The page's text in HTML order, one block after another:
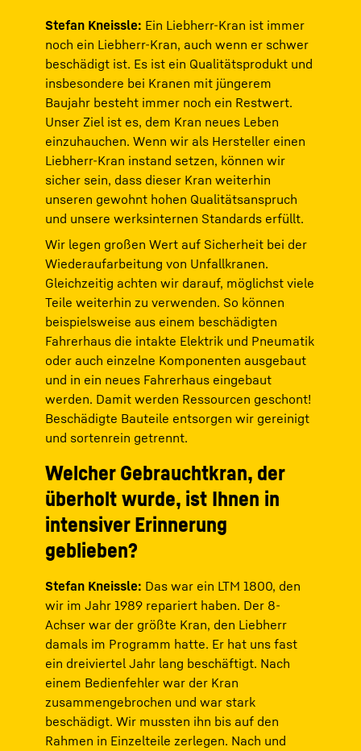
Stefan Kneissle: Ein Liebherr-Kran ist immer
noch ein Liebherr-Kran, auch wenn er schwer
beschädigt ist. Es ist ein Qualitätsprodukt und
insbesondere bei Kranen mit jüngerem
Baujahr besteht immer noch ein Restwert.
Unser Ziel ist es, dem Kran neues Leben
einzuhauchen. Wenn wir als Hersteller einen
Liebherr-Kran instand setzen, können wir
sicher sein, dass dieser Kran weiterhin
unseren gewohnt hohen Qualitätsanspruch
und unsere werksinternen Standards erfüllt.
Wir legen großen Wert auf Sicherheit bei der
Wiederaufarbeitung von Unfallkranen.
Gleichzeitig achten wir darauf, möglichst viele
Teile weiterhin zu verwenden. So können
beispielsweise aus einem beschädigten
Fahrerhaus die intakte Elektrik und Pneumatik
oder auch einzelne Komponenten ausgebaut
und in ein neues Fahrerhaus eingebaut
werden. Damit werden Ressourcen geschont!
Beschädigte Bauteile entsorgen wir gereinigt
und sortenrein getrennt.
Welcher Gebrauchtkran, der
überholt wurde, ist Ihnen in
intensiver Erinnerung
geblieben?
Stefan Kneissle: Das war ein LTM 1800, den
wir im Jahr 1989 repariert haben. Der 8-
Achser war der größte Kran, den Liebherr
damals im Programm hatte. Er hat uns fast
ein dreiviertel Jahr lang beschäftigt. Nach
einem Bedienfehler war der Kran
zusammengebrochen und war stark
beschädigt. Wir mussten ihn bis auf den
Rahmen in Einzelteile zerlegen. Nach und